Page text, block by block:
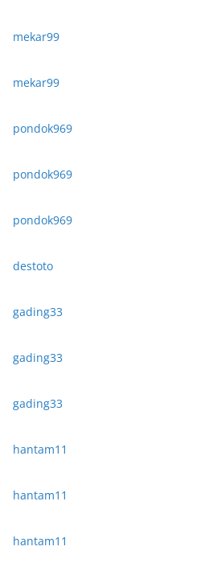
mekar99
mekar99
pondok969
pondok969
pondok969
destoto
gading33
gading33
gading33
hantam11
hantam11
hantam11